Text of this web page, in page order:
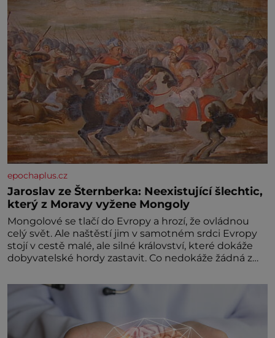
epochaplus.cz
Jaroslav ze Šternberka: Neexistující šlechtic,
který z Moravy vyžene Mongoly
Mongolové se tlačí do Evropy a hrozí, že ovládnou
celý svět. Ale naštěstí jim v samotném srdci Evropy
stojí v cestě malé, ale silné království, které dokáže
dobyvatelské hordy zastavit. Co nedokáže žádná z
král. Nebo že by ne? Mongolové od roku 1223
postupují podél Kaspického a Azovského moře,